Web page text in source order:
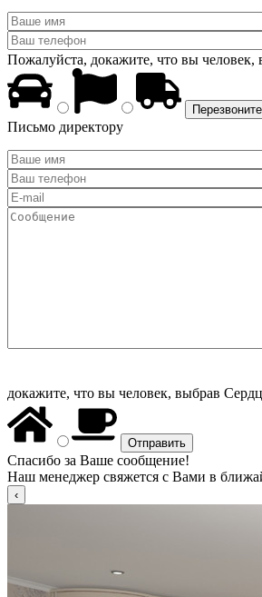
Пожалуйста, докажите, что вы человек,
Письмо директору
докажите, что вы человек, выбрав
Спасибо за Ваше сообщение!
Наш менеджер свяжется с Вами в